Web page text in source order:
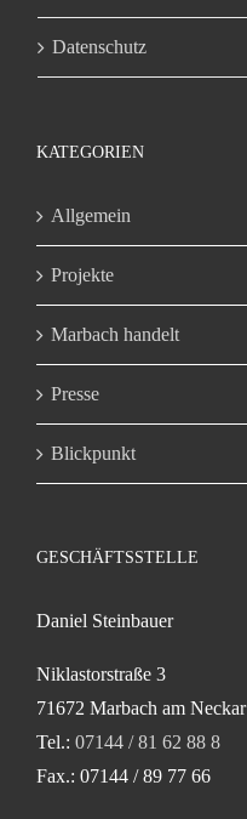
Datenschutz
KATEGORIEN
Allgemein
Projekte
Marbach handelt
Presse
Blickpunkt
GESCHÄFTSSTELLE
Daniel Steinbauer
Niklastorstraße 3
71672 Marbach am Neckar
Tel.: 07144 / 81 62 88 8
Fax.: 07144 / 89 77 66